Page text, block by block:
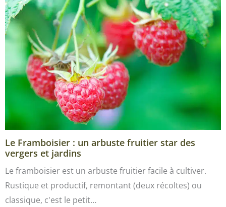
Le Framboisier : un arbuste fruitier star des
vergers et jardins
Le framboisier est un arbuste fruitier facile à cultiver.
Rustique et productif, remontant (deux récoltes) ou
classique, c'est le petit…